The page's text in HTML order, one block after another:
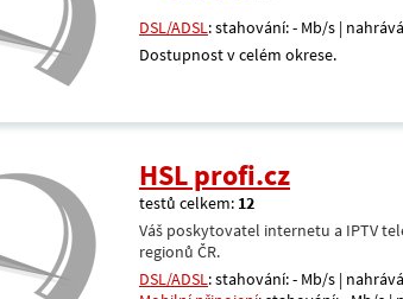
DSL/ADSL: stahování: - Mb/s |
Dostupnost v celém okrese.
HSL profi.cz
testů celkem: 12
Váš poskytovatel internetu a IPTV
regionů ČR.
DSL/ADSL: stahování: - Mb/s |